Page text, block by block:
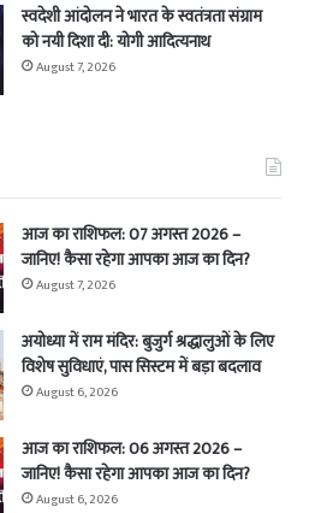
स्वदेशी आंदोलन ने भारत के स्वतंत्रता संग्राम
को नयी दिशा दी: योगी आदित्यनाथ
August 7, 2026
आज का राशिफल: 07 अगस्त 2026 –
जानिए! कैसा रहेगा आपका आज का दिन?
August 7, 2026
अयोध्या में राम मंदिर: बुजुर्ग श्रद्धालुओं के लिए
विशेष सुविधाएं, पास सिस्टम में बड़ा बदलाव
August 6, 2026
आज का राशिफल: 06 अगस्त 2026 –
जानिए! कैसा रहेगा आपका आज का दिन?
August 6, 2026